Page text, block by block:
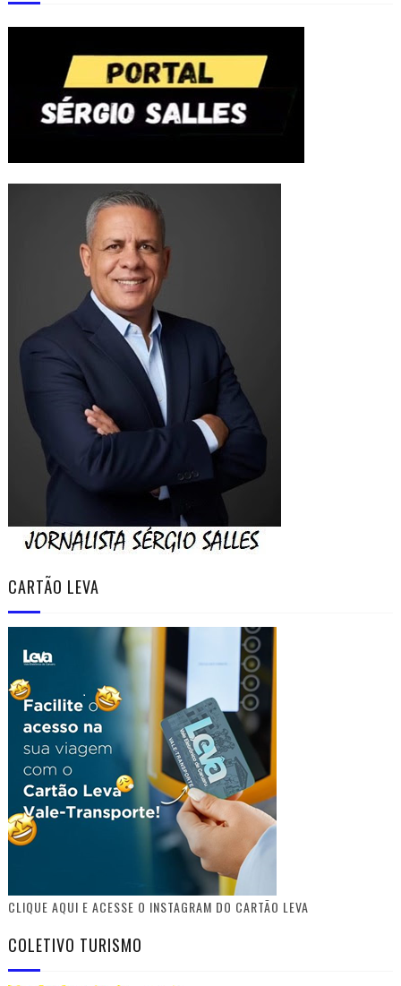
CARTÃO LEVA
CLIQUE AQUI E ACESSE O INSTAGRAM DO CARTÃO LEVA
COLETIVO TURISMO